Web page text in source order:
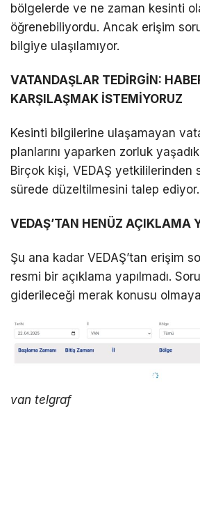
bölgelerde ve ne zaman kesinti
öğrenebiliyordu. Ancak erişim
bilgiye ulaşılamıyor.
VATANDAŞLAR TEDİRGİN:
KARŞILAŞMAK İSTEMİYORUZ
Kesinti bilgilerine ulaşamayan
planlarını yaparken zorluk
Birçok kişi, VEDAŞ yetkililerinden
sürede düzeltilmesini talep ediyor.
VEDAŞ’TAN HENÜZ AÇIKLAMA
Şu ana kadar VEDAŞ’tan erişim
resmi bir açıklama yapılmadı.
giderileceği merak konusu
van telgraf